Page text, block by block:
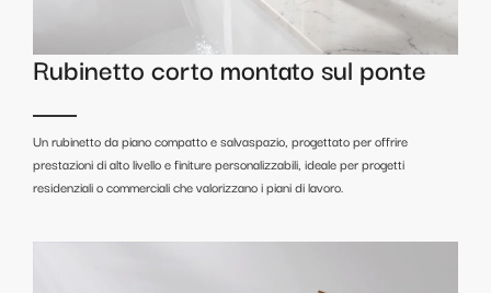
Rubinetto corto montato sul ponte
Un rubinetto da piano compatto e salvaspazio, progettato per offrire
prestazioni di alto livello e finiture personalizzabili, ideale per progetti
residenziali o commerciali che valorizzano i piani di lavoro.